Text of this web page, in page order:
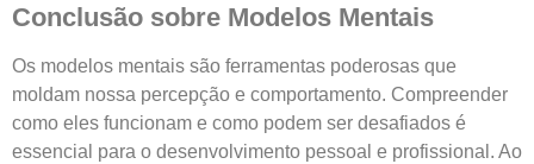
Conclusão sobre Modelos Mentais
Os modelos mentais são ferramentas poderosas que
moldam nossa percepção e comportamento. Compreender
como eles funcionam e como podem ser desafiados é
essencial para o desenvolvimento pessoal e profissional. Ao